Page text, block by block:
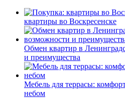
квартиры во Воскресенске
Обмен квартир в
и преимущества
Мебель для террасы:
небом